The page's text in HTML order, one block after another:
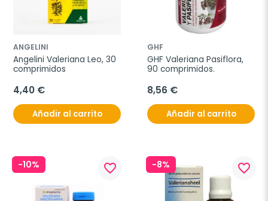
ANGELINI
Angelini Valeriana Leo, 30
comprimidos
4,40 €
Añadir al carrito
GHF
GHF Valeriana Pasiflora,
90 comprimidos.
8,56 €
Añadir al carrito
-10% favorite_border -8% favorite_border